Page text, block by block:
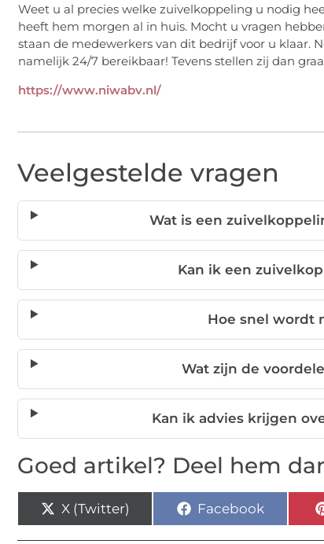
Weet u al precies welke zuivelkoppeling u nodig
heeft hem morgen al in huis. Mocht u vragen
staan de medewerkers van dit bedrijf voor u klaar.
namelijk 24/7 bereikbaar! Tevens stellen zij dan
https://www.niwabv.nl/
Veelgestelde vragen
Wat is een
Kan ik een
Hoe snel wordt
Wat zijn de
Kan ik advies krijgen
Goed artikel? Deel hem
X (Twitter) Facebook